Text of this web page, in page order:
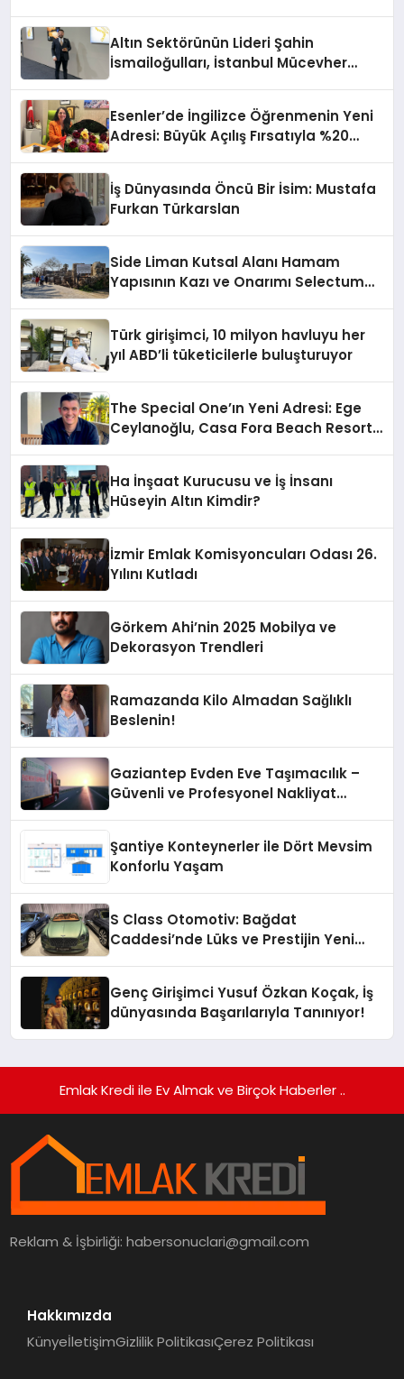
Altın Sektörünün Lideri Şahin
İsmailoğulları, İstanbul Mücevher
Esenler’de İngilizce Öğrenmenin Yeni
Adresi: Büyük Açılış Fırsatıyla %20
İş Dünyasında Öncü Bir İsim: Mustafa
Furkan Türkarslan
Side Liman Kutsal Alanı Hamam
Yapısının Kazı ve Onarımı Selectum
Türk girişimci, 10 milyon havluyu her
yıl ABD’li tüketicilerle buluşturuyor
The Special One’ın Yeni Adresi: Ege
Ceylanoğlu, Casa Fora Beach Resort
Ha İnşaat Kurucusu ve İş İnsanı
Hüseyin Altın Kimdir?
İzmir Emlak Komisyoncuları Odası 26.
Yılını Kutladı
Görkem Ahi’nin 2025 Mobilya ve
Dekorasyon Trendleri
Ramazanda Kilo Almadan Sağlıklı
Beslenin!
Gaziantep Evden Eve Taşımacılık –
Güvenli ve Profesyonel Nakliyat
Şantiye Konteynerler ile Dört Mevsim
Konforlu Yaşam
S Class Otomotiv: Bağdat
Caddesi’nde Lüks ve Prestijin Yeni
Genç Girişimci Yusuf Özkan Koçak, İş
dünyasında Başarılarıyla Tanınıyor!
Emlak Kredi ile Ev Almak ve Birçok Haberler ..
Reklam & İşbirliği:habersonuclari@gmail.com
Hakkımızda
KünyeİletişimGizlilik PolitikasıÇerez Politikası